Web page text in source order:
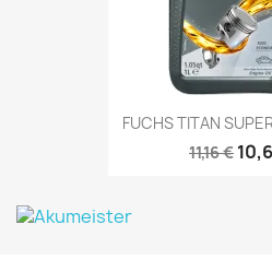
FUCHS TITAN
11,16 €